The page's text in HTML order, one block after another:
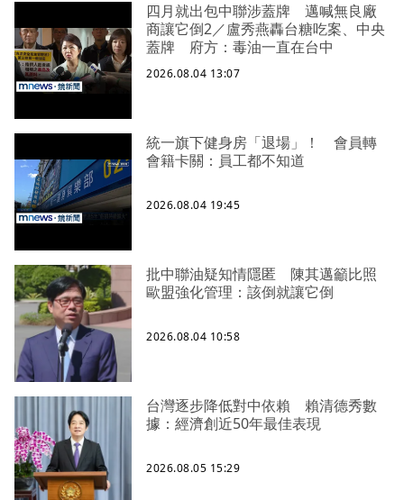
四月就出包中聯涉蓋牌 邁喊無良廠
商讓它倒2／盧秀燕轟台糖吃案、中央
蓋牌 府方：毒油一直在台中
2026.08.04 13:07
統一旗下健身房「退場」！ 會員轉
會籍卡關：員工都不知道
2026.08.04 19:45
批中聯油疑知情隱匿 陳其邁籲比照
歐盟強化管理：該倒就讓它倒
2026.08.04 10:58
台灣逐步降低對中依賴 賴清德秀數
據：經濟創近50年最佳表現
2026.08.05 15:29